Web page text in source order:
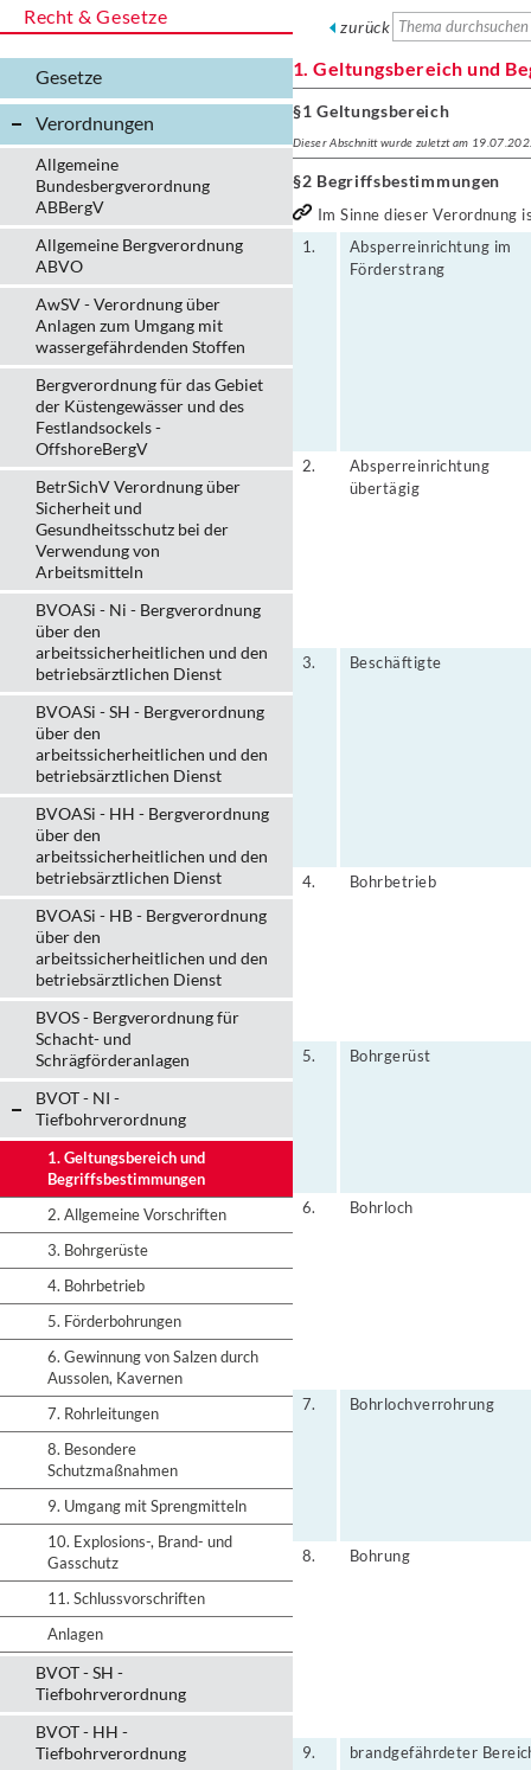
Recht & Gesetze
Gesetze
Verordnungen
Allgemeine
Bundesbergverordnung
ABBergV
Allgemeine Bergverordnung
ABVO
AwSV - Verordnung über
Anlagen zum Umgang mit
wassergefährdenden Stoffen
Bergverordnung für das Gebiet
der Küstengewässer und des
Festlandsockels -
OffshoreBergV
BetrSichV Verordnung über
Sicherheit und
Gesundheitsschutz bei der
Verwendung von
Arbeitsmitteln
BVOASi - Ni - Bergverordnung
über den
arbeitssicherheitlichen und den
betriebsärztlichen Dienst
BVOASi - SH - Bergverordnung
über den
arbeitssicherheitlichen und den
betriebsärztlichen Dienst
BVOASi - HH - Bergverordnung
über den
arbeitssicherheitlichen und den
betriebsärztlichen Dienst
BVOASi - HB - Bergverordnung
über den
arbeitssicherheitlichen und den
betriebsärztlichen Dienst
BVOS - Bergverordnung für
Schacht- und
Schrägförderanlagen
BVOT - NI -
Tiefbohrverordnung
1. Geltungsbereich und
Begriffsbestimmungen
2. Allgemeine Vorschriften
3. Bohrgerüste
4. Bohrbetrieb
5. Förderbohrungen
6. Gewinnung von Salzen durch
Aussolen, Kavernen
7. Rohrleitungen
8. Besondere
Schutzmaßnahmen
9. Umgang mit Sprengmitteln
10. Explosions-, Brand- und
Gasschutz
11. Schlussvorschriften
Anlagen
BVOT - SH -
Tiefbohrverordnung
BVOT - HH -
Tiefbohrverordnung
zurück
1. Geltungsbereich und
§1 Geltungsbereich
Dieser Abschnitt wurde zuletzt am
§2 Begriffsbestimmungen
Im Sinne dieser Verordnung
1.
Absperreinrichtung im
Förderstrang
2.
Absperreinrichtung
übertägig
3. Beschäftigte
4. Bohrbetrieb
5. Bohrgerüst
6. Bohrloch
7. Bohrlochverrohrung
8. Bohrung
9. brandgefährdeter